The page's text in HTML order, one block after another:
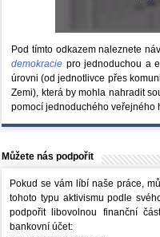
Pod tímto odkazem naleznete
demokracie pro jednoduchou a
úrovni (od jednotlivce přes
Zemi), která by mohla nahradit
pomocí jednoduchého veřejného
Můžete nás podpořit
Pokud se vám líbí naše práce,
tohoto typu aktivismu podle
podpořit libovolnou finanční
bankovní účet: